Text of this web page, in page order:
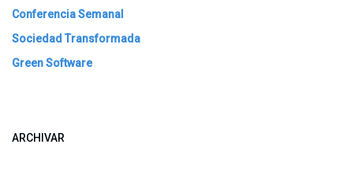
Conferencia Semanal
Sociedad Transformada
Green Software
ARCHIVAR